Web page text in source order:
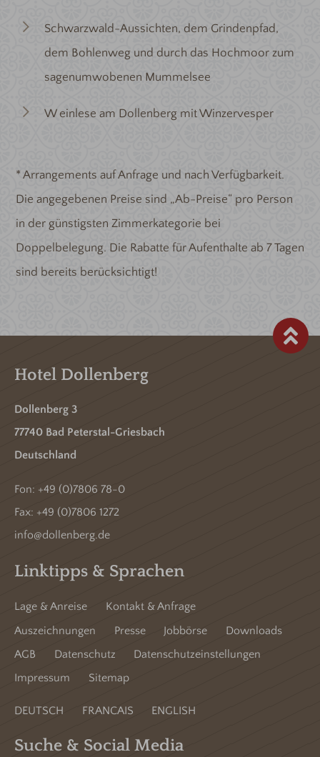
Schwarzwald-Aussichten, dem Grindenpfad,
dem Bohlenweg und durch das Hochmoor zum
sagenumwobenen Mummelsee
W einlese am Dollenberg mit Winzervesper
* Arrangements auf Anfrage und nach Verfügbarkeit.
Die angegebenen Preise sind „Ab-Preise“ pro Person
in der günstigsten Zimmerkategorie bei
Doppelbelegung. Die Rabatte für Aufenthalte ab 7 Tagen
sind bereits berücksichtigt!
Hotel Dollenberg
Dollenberg 3
77740 Bad Peterstal-Griesbach
Deutschland
Fon: +49 (0)7806 78-0
Fax: +49 (0)7806 1272
info@dollenberg.de
Linktipps & Sprachen
Lage & Anreise
Kontakt & Anfrage
Auszeichnungen
Presse Jobbörse
Downloads
AGB
Datenschutz
Datenschutzeinstellungen
Impressum
Sitemap
DEUTSCH FRANCAIS ENGLISH
Suche & Social Media